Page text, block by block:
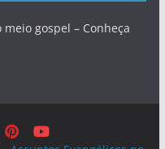
gospel – Conheça